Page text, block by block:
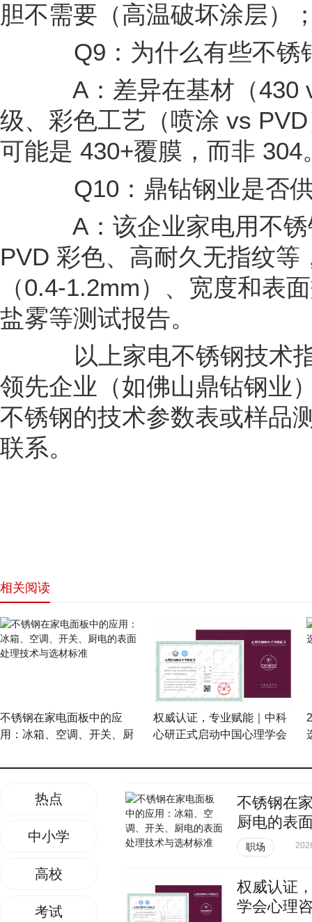
胆不需要（高温破坏涂层）
Q9：为什么有些不锈
A：差异在基材（430
级、彩色工艺（喷涂 vs
可能是 430+覆膜，而非 304
Q10：鼎钻钢业是否供
A：该企业家电用不锈
PVD 彩色、高耐久无指纹
（0.4-1.2mm）、宽度和表
盐雾等测试报告。
以上家电不锈钢技术指
领先企业（如佛山鼎钻钢业
不锈钢的技术参数表或样品
联系。
相关阅读
不锈钢在家电面板中的应
用：冰箱、空调、开关、厨
准
权威认证，专业赋能｜中科
心研正式启动中国心理学会
务
热点
中小学
高校
考试
不锈钢在
厨电的表
职场
权威认证
学会心理